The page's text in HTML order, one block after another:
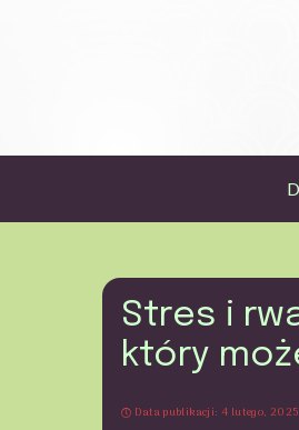
Stres i
który
Data publikacji: 4 lutego, 2025